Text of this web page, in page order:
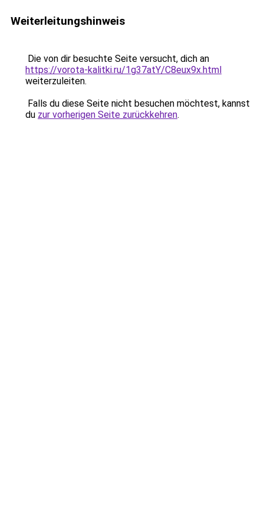
Weiterleitungshinweis
Die von dir besuchte Seite versucht, dich an
https://vorota-kalitki.ru/1g37atY/C8eux9x.html
weiterzuleiten.
Falls du diese Seite nicht besuchen möchtest, kannst
du zur vorherigen Seite zurückkehren.